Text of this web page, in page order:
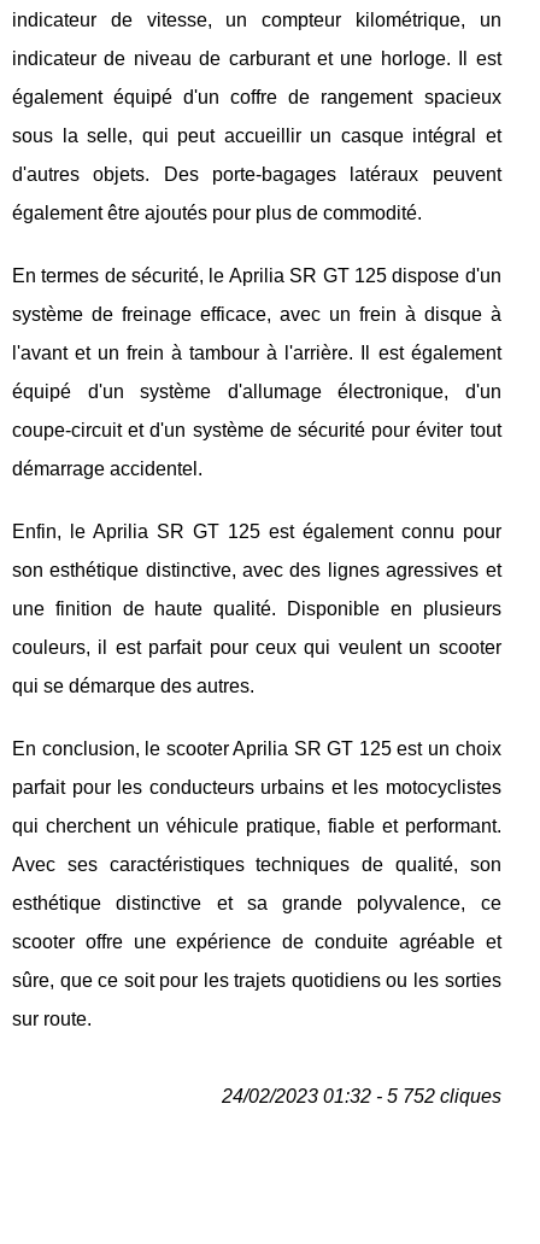
indicateur de vitesse, un compteur kilométrique, un
indicateur de niveau de carburant et une horloge. Il est
également équipé d'un coffre de rangement spacieux
sous la selle, qui peut accueillir un casque intégral et
d'autres objets. Des porte-bagages latéraux peuvent
également être ajoutés pour plus de commodité.
En termes de sécurité, le Aprilia SR GT 125 dispose d'un
système de freinage efficace, avec un frein à disque à
l'avant et un frein à tambour à l'arrière. Il est également
équipé d'un système d'allumage électronique, d'un
coupe-circuit et d'un système de sécurité pour éviter tout
démarrage accidentel.
Enfin, le Aprilia SR GT 125 est également connu pour
son esthétique distinctive, avec des lignes agressives et
une finition de haute qualité. Disponible en plusieurs
couleurs, il est parfait pour ceux qui veulent un scooter
qui se démarque des autres.
En conclusion, le scooter Aprilia SR GT 125 est un choix
parfait pour les conducteurs urbains et les motocyclistes
qui cherchent un véhicule pratique, fiable et performant.
Avec ses caractéristiques techniques de qualité, son
esthétique distinctive et sa grande polyvalence, ce
scooter offre une expérience de conduite agréable et
sûre, que ce soit pour les trajets quotidiens ou les sorties
sur route.
24/02/2023 01:32 - 5 752 cliques